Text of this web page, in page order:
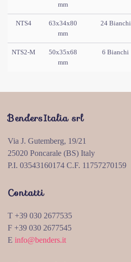
mm
NTS4
63x34x80
mm
24 Bianchi
NTS2-M
50x35x68
mm
6 Bianchi
BendersItalia srl
Via J. Gutemberg, 19/21
25020 Poncarale (BS) Italy
P.I. 03543160174 C.F. 11757270159
Contatti
T +39 030 2677535
F +39 030 2677545
E info@benders.it